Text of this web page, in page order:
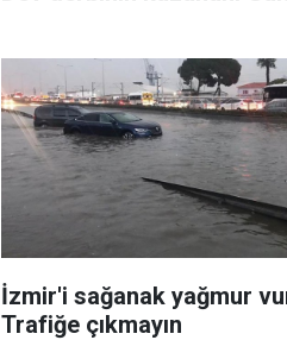
İzmir'i sağanak yağmur
Trafiğe çıkmayın